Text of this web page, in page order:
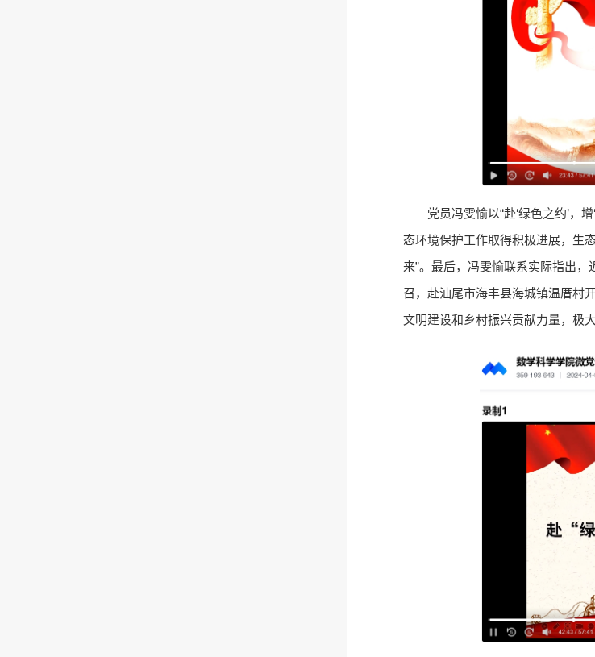
党员冯雯愉以“赴‘绿色之约’，
态环境保护工作取得积极进展，生
来”。最后，冯雯愉联系实际指出，
召，赴汕尾市海丰县海城镇温厝村
文明建设和乡村振兴贡献力量，极